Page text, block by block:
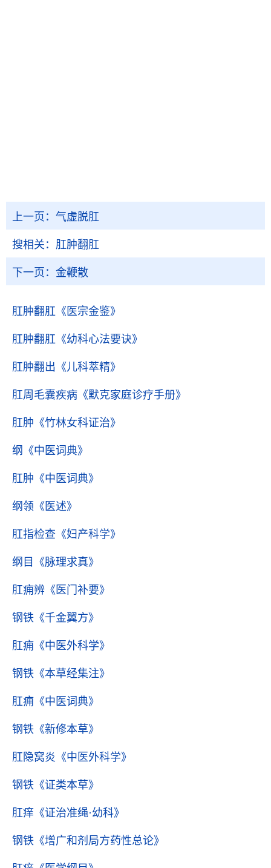
上一页： 气虚脱肛
搜相关： 肛肿翻肛
下一页： 金鞭散
肛肿翻肛 《医宗金鉴》
肛肿翻肛 《幼科心法要诀》
肛肿翻出 《儿科萃精》
肛周毛囊疾病 《默克家庭诊疗手册》
肛肿 《竹林女科证治》
纲 《中医词典》
肛肿 《中医词典》
纲领 《医述》
肛指检查 《妇产科学》
纲目 《脉理求真》
肛痈辨 《医门补要》
钢铁 《千金翼方》
肛痈 《中医外科学》
钢铁 《本草经集注》
肛痈 《中医词典》
钢铁 《新修本草》
肛隐窝炎 《中医外科学》
钢铁 《证类本草》
肛痒 《证治准绳·幼科》
钢铁 《增广和剂局方药性总论》